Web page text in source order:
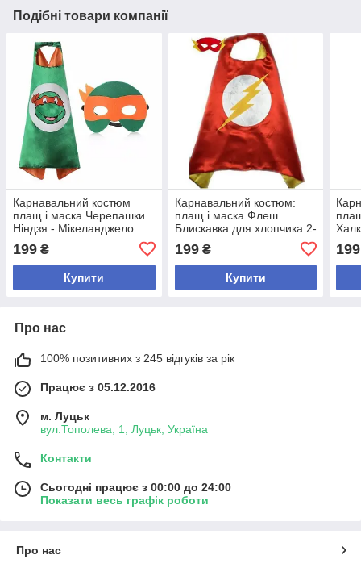
Подібні товари компанії
Карнавальний костюм
плащ і маска Черепашки
Ніндзя - Мікеланджело
199 ₴
Купити
Карнавальний костюм:
плащ і маска Флеш
Блискавка для хлопчика 2-
199₴
Купити
199
Про нас
100% позитивних з 245 відгуків за рік
Працює з 05.12.2016
м. Луцьк
вул.Тополева, 1, Луцьк, Україна
Контакти
Сьогодні працює з 00:00 до 24:00
Показати весь графік роботи
Про нас